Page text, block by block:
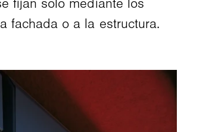
fachada o a la estructura.